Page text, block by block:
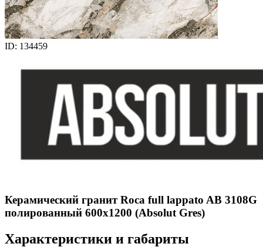
ID: 134459
Керамический гранит Roca full lappato AB 3108G
полированный 600x1200 (Absolut Gres)
Характеристики и габариты